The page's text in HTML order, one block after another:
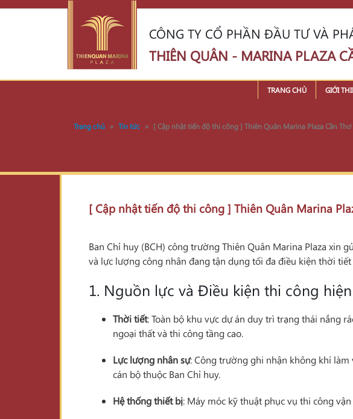
CÔNG TY CỔ PHẦN ĐẦU TƯ VÀ
THIÊN QUÂN - MARINA PLAZA
TRANG CHỦ GIỚI
Trang chủ » Tin tức » [ Cập nhật tiến độ thi công ] Thiên Quân Marina Plaza Cần
[ Cập nhật tiến độ thi công ] Thiên Quân Marina
Ban Chỉ huy (BCH) công trường Thiên Quân Marina Plaza xin
và lực lượng công nhân đang tận dụng tối đa điều kiện thời
1. Nguồn lực và Điều kiện thi công
Thời tiết: Toàn bộ khu vực dự án duy trì trạng thái nắng
ngoại thất và thi công tầng cao.
Lực lượng nhân sự: Công trường ghi nhận không khí
cán bộ thuộc Ban Chỉ huy.
Hệ thống thiết bị: Máy móc kỹ thuật phục vụ thi công